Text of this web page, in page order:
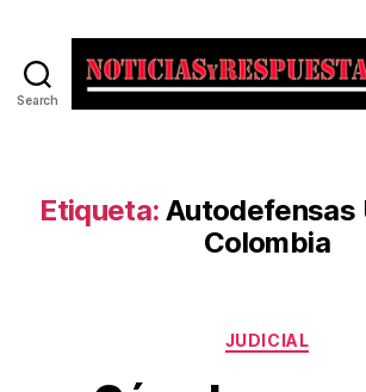
Search
Etiqueta: Autodefensas
Colombia
Categorías
JUDICIAL